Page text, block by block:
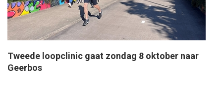
Tweede loopclinic gaat zondag 8 oktober naar
Geerbos